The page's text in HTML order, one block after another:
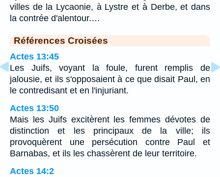
villes de la Lycaonie, à Lystre et à Derbe, et dans
la contrée d'alentour.…
Références Croisées
Actes 13:45
Les Juifs, voyant la foule, furent remplis de
jalousie, et ils s'opposaient à ce que disait Paul, en
le contredisant et en l'injuriant.
Actes 13:50
Mais les Juifs excitèrent les femmes dévotes de
distinction et les principaux de la ville; ils
provoquèrent une persécution contre Paul et
Barnabas, et ils les chassèrent de leur territoire.
Actes 14:2